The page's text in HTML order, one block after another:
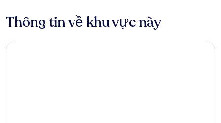
Thông tin về khu vực này